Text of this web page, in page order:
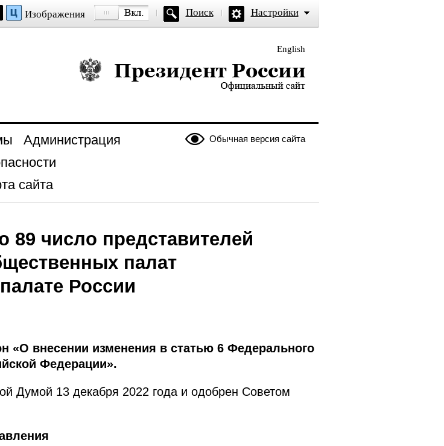
Изображения Поиск Настройки
English
Президент России — официальный сайт
Обычная версия сайта
Администрация
сайта
89 число представителей
палат
России
«О внесении изменения в статью 6 Федерального
Федерации».
Думой 13 декабря 2022 года и одобрен Советом